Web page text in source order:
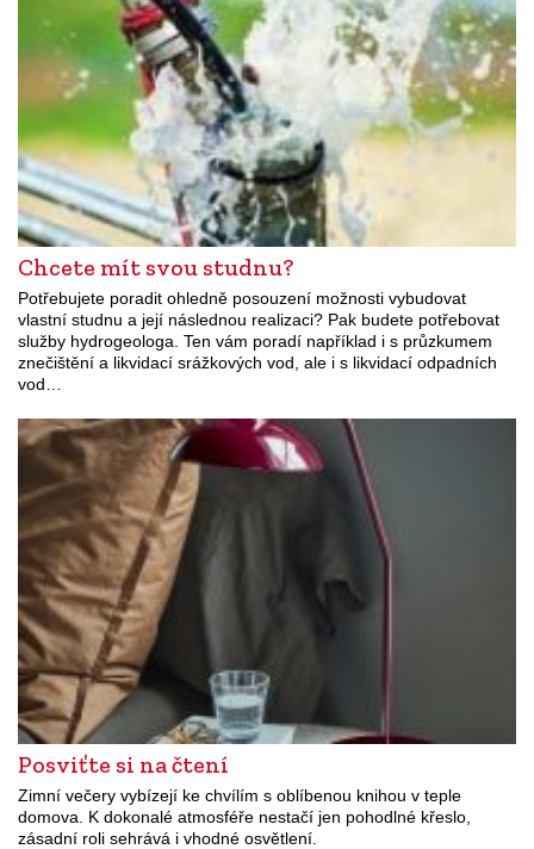
Chcete mít svou studnu?
Potřebujete poradit ohledně posouzení možnosti vybudovat
vlastní studnu a její následnou realizaci? Pak budete potřebovat
služby hydrogeologa. Ten vám poradí například i s průzkumem
znečištění a likvidací srážkových vod, ale i s likvidací odpadních
vod…
Posviťte si na čtení
Zimní večery vybízejí ke chvílím s oblíbenou knihou v teple
domova. K dokonalé atmosféře nestačí jen pohodlné křeslo,
zásadní roli sehrává i vhodné osvětlení.